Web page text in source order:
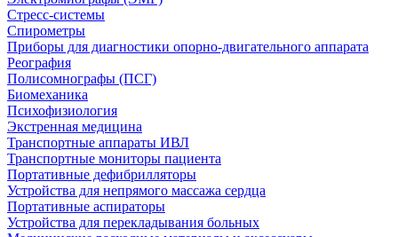
Стресс-системы
Спирометры
Приборы для диагностики опорно-двигательного аппарата
Реография
Полисомнографы (ПСГ)
Биомеханика
Психофизиология
Экстренная медицина
Транспортные аппараты ИВЛ
Транспортные мониторы пациента
Портативные дефибрилляторы
Устройства для непрямого массажа сердца
Портативные аспираторы
Устройства для перекладывания больных